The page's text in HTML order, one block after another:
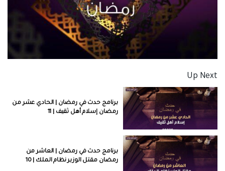
Up Next
برنامج حدث في رمضان | الحادي عشر من
رمضان إسلام أهل ثقيف | 11
برنامج حدث في رمضان | العاشر من
رمضان مقتل الوزير نظام الملك | 10